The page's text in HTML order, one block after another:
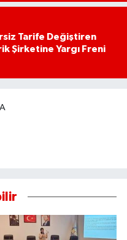
Tarife Değiştiren
Şirketine Yargı Freni